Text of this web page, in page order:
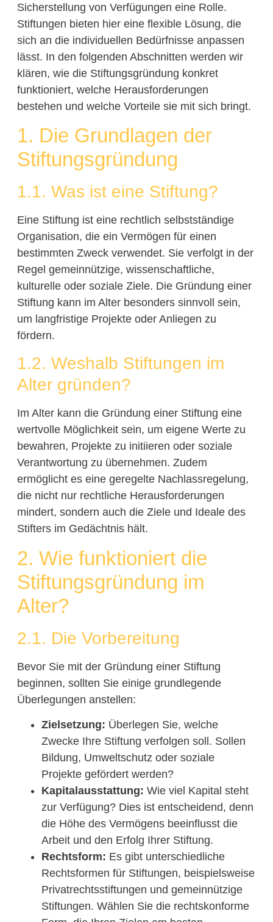
Sicherstellung von Verfügungen eine Rolle.
Stiftungen bieten hier eine flexible Lösung, die
sich an die individuellen Bedürfnisse anpassen
lässt. In den folgenden Abschnitten werden wir
klären, wie die Stiftungsgründung konkret
funktioniert, welche Herausforderungen
bestehen und welche Vorteile sie mit sich bringt.
1. Die Grundlagen der
Stiftungsgründung
1.1. Was ist eine Stiftung?
Eine Stiftung ist eine rechtlich selbstständige
Organisation, die ein Vermögen für einen
bestimmten Zweck verwendet. Sie verfolgt in der
Regel gemeinnützige, wissenschaftliche,
kulturelle oder soziale Ziele. Die Gründung einer
Stiftung kann im Alter besonders sinnvoll sein,
um langfristige Projekte oder Anliegen zu
fördern.
1.2. Weshalb Stiftungen im
Alter gründen?
Im Alter kann die Gründung einer Stiftung eine
wertvolle Möglichkeit sein, um eigene Werte zu
bewahren, Projekte zu initiieren oder soziale
Verantwortung zu übernehmen. Zudem
ermöglicht es eine geregelte Nachlassregelung,
die nicht nur rechtliche Herausforderungen
mindert, sondern auch die Ziele und Ideale des
Stifters im Gedächtnis hält.
2. Wie funktioniert die
Stiftungsgründung im
Alter?
2.1. Die Vorbereitung
Bevor Sie mit der Gründung einer Stiftung
beginnen, sollten Sie einige grundlegende
Überlegungen anstellen:
Zielsetzung: Überlegen Sie, welche
Zwecke Ihre Stiftung verfolgen soll. Sollen
Bildung, Umweltschutz oder soziale
Projekte gefördert werden?
Kapitalausstattung: Wie viel Kapital steht
zur Verfügung? Dies ist entscheidend, denn
die Höhe des Vermögens beeinflusst die
Arbeit und den Erfolg Ihrer Stiftung.
Rechtsform: Es gibt unterschiedliche
Rechtsformen für Stiftungen, beispielsweise
Privatrechtsstiftungen und gemeinnützige
Stiftungen. Wählen Sie die rechtskonforme